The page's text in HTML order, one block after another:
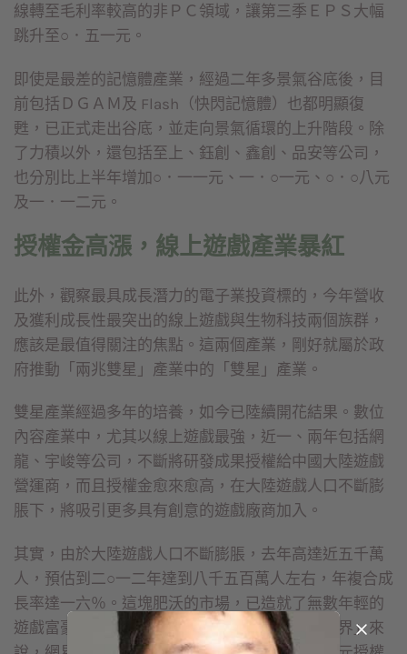
線轉至毛利率較高的非ＰＣ領域，讓第三季ＥＰＳ大幅
跳升至○．五一元。
即使是最差的記憶體產業，經過二年多景氣谷底後，目
前包括ＤＧＡＭ及 Flash（快閃記憶體）也都明顯復
甦，已正式走出谷底，並走向景氣循環的上升階段。除
了力積以外，還包括至上、鈺創、鑫創、品安等公司，
也分別比上半年增加○．一一元、一．○一元、○．○八元
及一．一二元。
授權金高漲，線上遊戲產業暴紅
此外，觀察最具成長潛力的電子業投資標的，今年營收
及獲利成長性最突出的線上遊戲與生物科技兩個族群，
應該是最值得關注的焦點。這兩個產業，剛好就屬於政
府推動「兩兆雙星」產業中的「雙星」產業。
雙星產業經過多年的培養，如今已陸續開花結果。數位
內容產業中，尤其以線上遊戲最強，近一、兩年包括網
龍、宇峻等公司，不斷將研發成果授權給中國大陸遊戲
營運商，而且授權金愈來愈高，在大陸遊戲人口不斷膨
脹下，將吸引更多具有創意的遊戲廠商加入。
其實，由於大陸遊戲人口不斷膨脹，去年高達近五千萬
人，預估到二○一二年達到八千五百萬人左右，年複合成
長率達一六％。這塊肥沃的市場，已造就了無數年輕的
遊戲富豪，以目前在全球最熱門的遊戲「魔獸世界」來